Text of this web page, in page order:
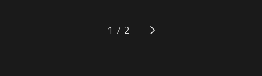
子に詰め寄っていた。カイル王子は
聖女と噂されているセイを否定する
介。コリンナは、この地で「製薬の
祖」と呼ばれた薬師が残した日記を
1